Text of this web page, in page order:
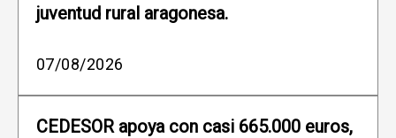
juventud rural aragonesa.
07/08/2026
CEDESOR apoya con casi 665.000 euros,